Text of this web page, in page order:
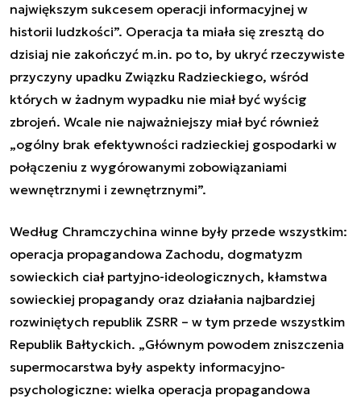
największym sukcesem operacji informacyjnej w
historii ludzkości”. Operacja ta miała się zresztą do
dzisiaj nie zakończyć m.in. po to, by ukryć rzeczywiste
przyczyny upadku Związku Radzieckiego, wśród
których w żadnym wypadku nie miał być wyścig
zbrojeń. Wcale nie najważniejszy miał być również
„ogólny brak efektywności radzieckiej gospodarki w
połączeniu z wygórowanymi zobowiązaniami
wewnętrznymi i zewnętrznymi”.
Według Chramczychina winne były przede wszystkim:
operacja propagandowa Zachodu, dogmatyzm
sowieckich ciał partyjno-ideologicznych, kłamstwa
sowieckiej propagandy oraz działania najbardziej
rozwiniętych republik ZSRR – w tym przede wszystkim
Republik Bałtyckich. „Głównym powodem zniszczenia
supermocarstwa były aspekty informacyjno-
psychologiczne: wielka operacja propagandowa